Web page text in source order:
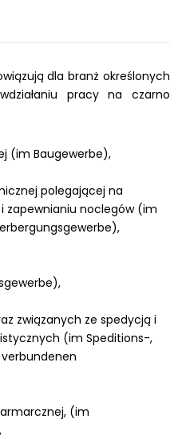
dla branż określonych
pracy na czarno
(im Baugewerbe),
polegającej na
zapewnianiu noclegów (im
związanych ze spedycją i
(im Speditions-,
(im